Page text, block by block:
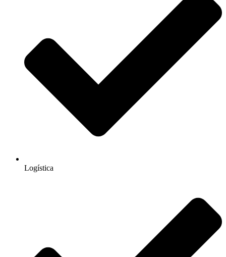
Logística